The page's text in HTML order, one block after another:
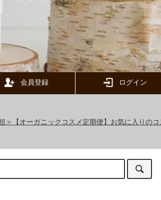
会員登録 ログイン
＞【オーガニックコスメ定期便】お気に入り